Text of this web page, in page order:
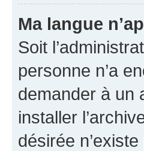
Ma langue
Soit
personne n’a
demander à un
installer
désirée